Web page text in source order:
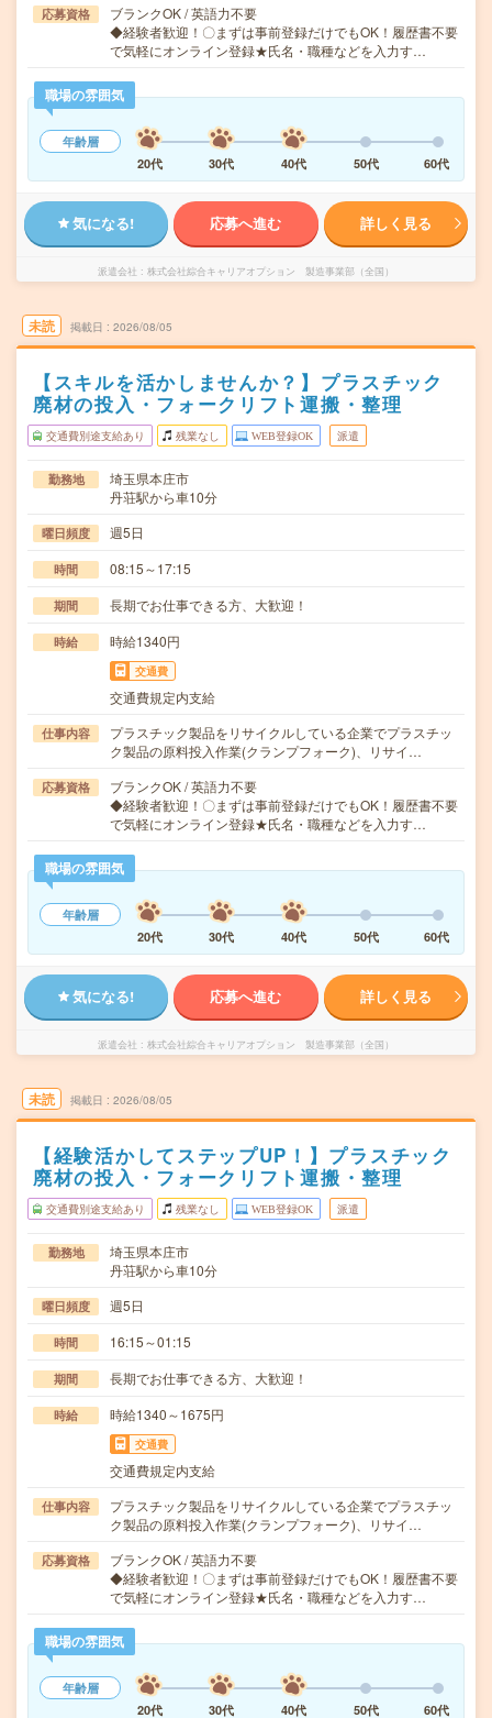
応募資格
ブランクOK / 英語力不要
◆経験者歓迎！〇まずは事前登録だけでもOK！履歴書不要
で気軽にオンライン登録★氏名・職種などを入力す…
職場の雰囲気
年齢層
20代
30代 40代 50代 60代
気になる! 応募へ進む 詳しく見る
派遣会社 株式会社綜合キャリアオプション 製造事業部（全国）
未読 掲載日 2026/08/05
【スキルを活かしませんか？】プラスチック
廃材の投入・フォークリフト運搬・整理
交通費別途支給あり 残業なし WEB登録OK 派遣
勤務地
埼玉県本庄市
丹荘駅から車10分
曜日頻度 週5日
時間 08:15～17:15
期間 長期でお仕事できる方、大歓迎！
時給 時給1340円
交通費
交通費規定内支給
仕事内容
プラスチック製品をリサイクルしている企業でプラスチッ
ク製品の原料投入作業(クランプフォーク)、リサイ…
応募資格
ブランクOK / 英語力不要
◆経験者歓迎！〇まずは事前登録だけでもOK！履歴書不要
で気軽にオンライン登録★氏名・職種などを入力す…
職場の雰囲気
年齢層
20代
30代 40代 50代 60代
気になる! 応募へ進む 詳しく見る
派遣会社 株式会社綜合キャリアオプション 製造事業部（全国）
未読 掲載日 2026/08/05
【経験活かしてステップUP！】プラスチック
廃材の投入・フォークリフト運搬・整理
交通費別途支給あり 残業なし WEB登録OK 派遣
勤務地
埼玉県本庄市
丹荘駅から車10分
曜日頻度 週5日
時間 16:15～01:15
期間 長期でお仕事できる方、大歓迎！
時給 時給1340～1675円
交通費
交通費規定内支給
仕事内容
プラスチック製品をリサイクルしている企業でプラスチッ
ク製品の原料投入作業(クランプフォーク)、リサイ…
応募資格
ブランクOK / 英語力不要
◆経験者歓迎！〇まずは事前登録だけでもOK！履歴書不要
で気軽にオンライン登録★氏名・職種などを入力す…
職場の雰囲気
年齢層
20代
30代 40代 50代 60代